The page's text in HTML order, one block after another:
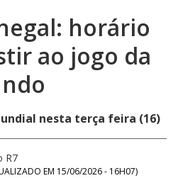
horário
ao jogo da
nesta terça feira (16)
R7
EM 15/06/2026 - 16H07)